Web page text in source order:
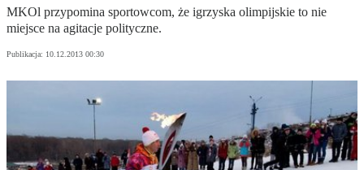
MKOl przypomina sportowcom, że igrzyska olimpijskie to nie
miejsce na agitacje polityczne.
Publikacja: 10.12.2013 00:30